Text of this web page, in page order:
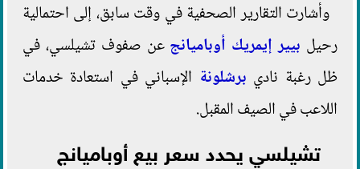
وأشارت التقارير الصحفية في وقت سابق، إلى احتمالية
رحيل بيير إيمريك أوباميانج عن صفوف تشيلسي، في
ظل رغبة نادي برشلونة الإسباني في استعادة خدمات
اللاعب في الصيف المقبل.
تشيلسي يحدد سعر بيع أوباميانج